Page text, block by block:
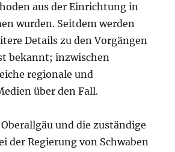
aus der Einrichtung in
wurden. Seitdem werden
Details zu den Vorgängen
bekannt; inzwischen
regionale und
über den Fall.
und die zuständige
der Regierung von Schwaben